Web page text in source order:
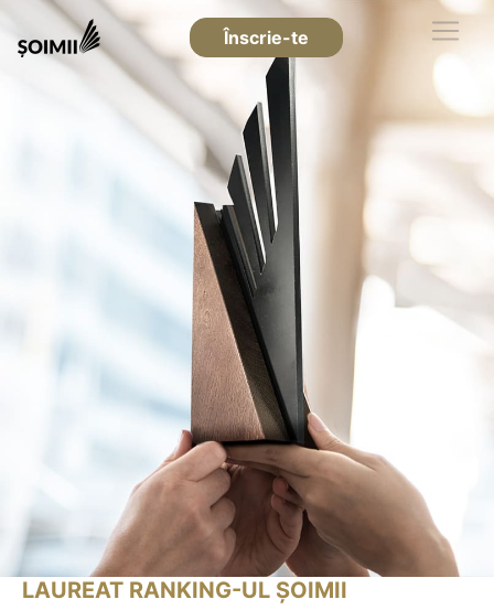
Înscrie-te
LAUREAT RANKING-UL ȘOIMII